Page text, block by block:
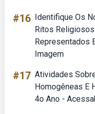
#16 Identifique Os
Ritos Religiosos
Representados
Imagem
#17 Atividades
Homogêneas E
4o Ano -